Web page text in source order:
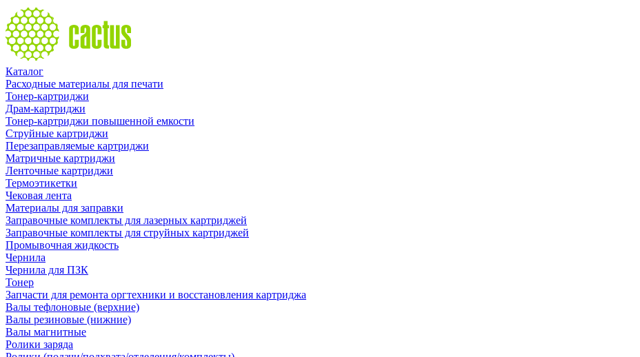
Каталог
Расходные материалы для печати
Тонер-картриджи
Драм-картриджи
Тонер-картриджи повышенной емкости
Струйные картриджи
Перезаправляемые картриджи
Матричные картриджи
Ленточные картриджи
Термоэтикетки
Чековая лента
Материалы для заправки
Заправочные комплекты для лазерных картриджей
Заправочные комплекты для струйных картриджей
Промывочная жидкость
Чернила
Чернила для ПЗК
Тонер
Запчасти для ремонта оргтехники и восстановления картриджа
Валы тефлоновые (верхние)
Валы резиновые (нижние)
Валы магнитные
Ролики заряда